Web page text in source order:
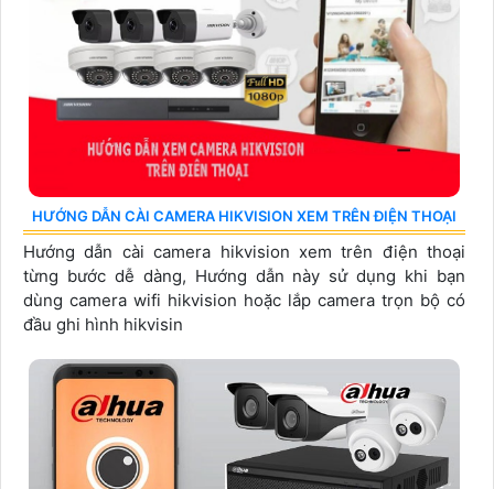
HƯỚNG DẪN CÀI CAMERA HIKVISION XEM TRÊN ĐIỆN THOẠI
Hướng dẫn cài camera hikvision xem trên điện thoại
từng bước dễ dàng, Hướng dẫn này sử dụng khi bạn
dùng camera wifi hikvision hoặc lắp camera trọn bộ có
đầu ghi hình hikvisin